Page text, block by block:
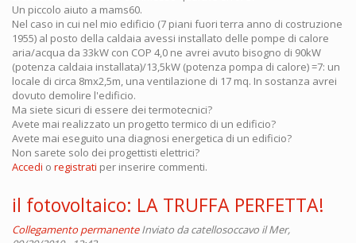
Un piccolo aiuto a mams60.
Nel caso in cui nel mio edificio (7 piani fuori terra anno di costruzione
1955) al posto della caldaia avessi installato delle pompe di calore
aria/acqua da 33kW con COP 4,0 ne avrei avuto bisogno di 90kW
(potenza caldaia installata)/13,5kW (potenza pompa di calore) =7: un
locale di circa 8mx2,5m, una ventilazione di 17 mq. In sostanza avrei
dovuto demolire l'edificio.
Ma siete sicuri di essere dei termotecnici?
Avete mai realizzato un progetto termico di un edificio?
Avete mai eseguito una diagnosi energetica di un edificio?
Non sarete solo dei progettisti elettrici?
Accedi o registrati per inserire commenti.
il fotovoltaico: LA TRUFFA PERFETTA!
Collegamento permanente Inviato dacatellosoccavo il Mer,